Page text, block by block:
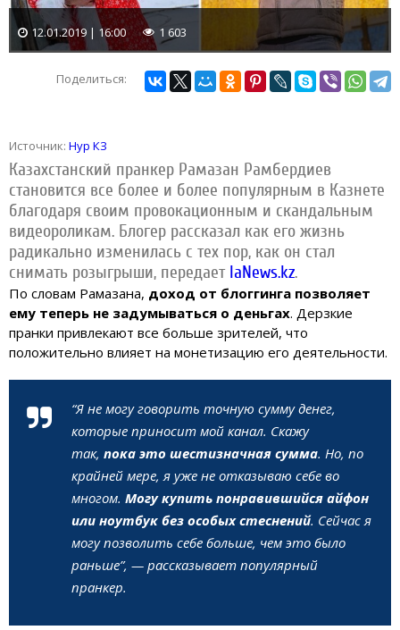
12.01.2019 | 16:00 1 603
Поделиться:
Источник: Нур КЗ
Казахстанский пранкер Рамазан Рамбердиев
становится все более и более популярным в Казнете
благодаря своим провокационным и скандальным
видеороликам. Блогер рассказал как его жизнь
радикально изменилась с тех пор, как он стал
снимать розыгрыши, передаетIaNews.kz.
По словам Рамазана, доход от блоггинга позволяет
ему теперь не задумываться о деньгах. Дерзкие
пранки привлекают все больше зрителей, что
положительно влияет на монетизацию его деятельности.
“Я не могу говорить точную сумму денег,
которые приносит мой канал. Скажу
так, пока это шестизначная сумма. Но, по
крайней мере, я уже не отказываю себе во
многом. Могу купить понравившийся айфон
или ноутбук без особых стеснений. Сейчас я
могу позволить себе больше, чем это было
раньше”, — рассказывает популярный
пранкер.